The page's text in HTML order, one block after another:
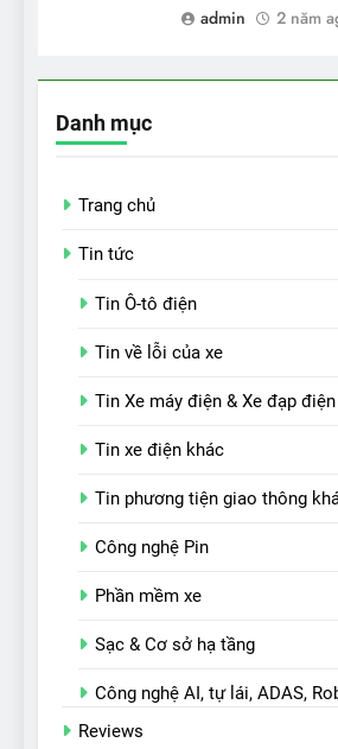
admin
2 năm
Danh mục
Trang chủ
Tin tức
Tin Ô-tô điện
Tin về lỗi của xe
Tin Xe máy điện & Xe đạp điện
Tin xe điện khác
Tin phương tiện giao thông
Công nghệ Pin
Phần mềm xe
Sạc & Cơ sở hạ tầng
Công nghệ AI, tự lái, ADAS,
Reviews